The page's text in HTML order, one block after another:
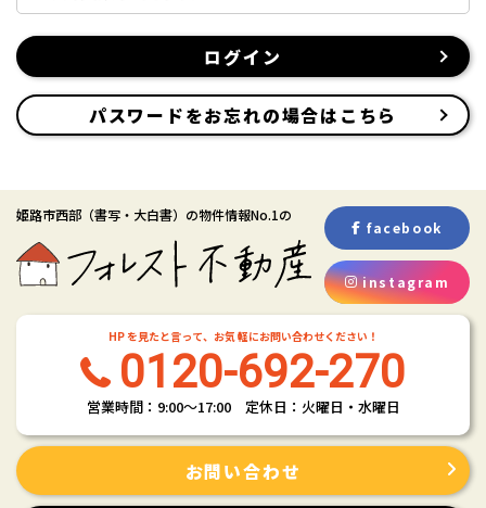
ログイン
パスワードをお忘れの場合はこちら
姫路市西部 （書写・大白書） の物件情報No.1の
facebook
instagram
HP を見たと言って、お気 軽にお問い合わせください！
0120-692-270
営業時間：9:00〜17:00 定休日：火曜日・水曜日
お問い合わせ